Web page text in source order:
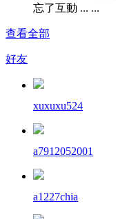
忘了互動 ... ...
查看全部
好友
xuxuxu524
a7912052001
a1227chia